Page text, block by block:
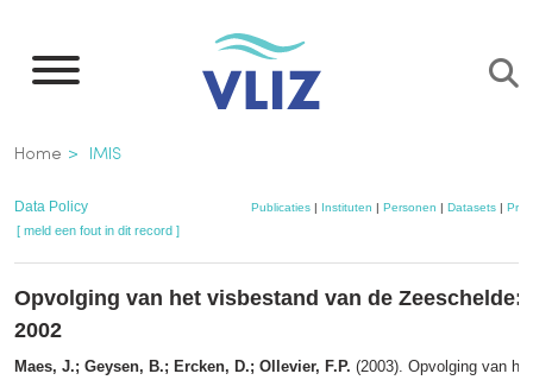
naar
inhoud
gaan
Kruimelpad
Home IMIS
Data Policy Publicaties| Instituten | Personen | Datasets|
[ meld een fout in dit record ]
Opvolging van het visbestand van de Zeeschelde:
2002
Maes, J.; Geysen, B.; Ercken, D.; Ollevier, F.P. (2003). Opvolging van